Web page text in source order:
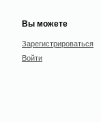
Вы можете
Зарегистрироваться
Войти